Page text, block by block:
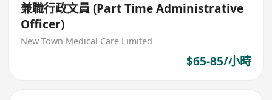
兼職行政文員 (Part Time Administrative
Officer)
New Town Medical Care Limited
$65-85/小時